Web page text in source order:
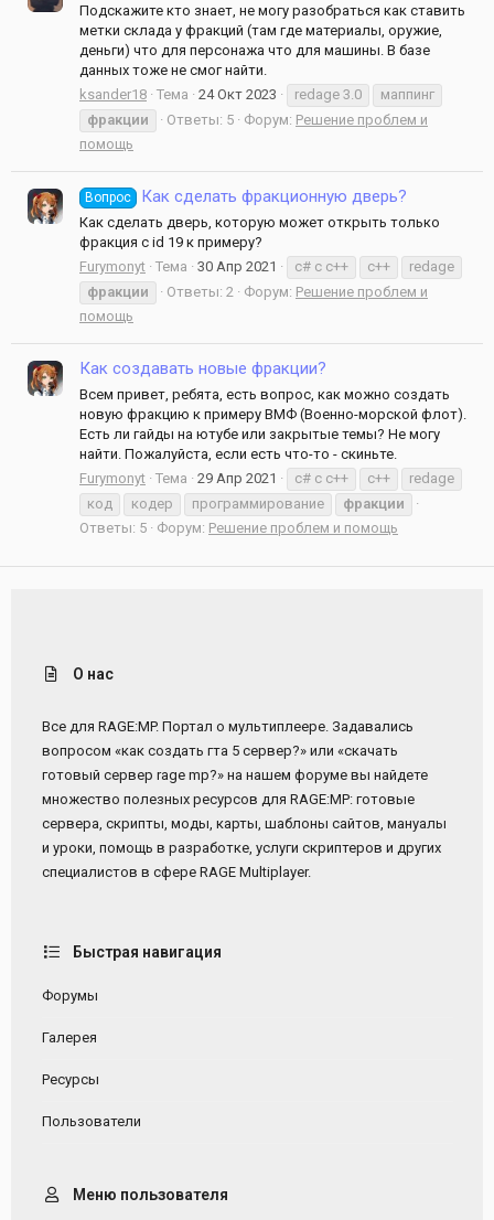
Подскажите кто знает, не могу разобраться как ставить
метки склада у фракций (там где материалы, оружие,
деньги) что для персонажа что для машины. В базе
данных тоже не смог найти.
ksander18 Тема 24 Окт 2023 redage 3.0
маппинг
фракции
Ответы: 5 Форум: Решение проблем и
помощь
Вопрос Как сделать фракционную дверь?
Как сделать дверь, которую может открыть только
фракция с id 19 к примеру?
Furymonyt Тема 30 Апр 2021 c# c c++ c++
redage
фракции
Ответы: 2 Форум: Решение проблем и
помощь
Как создавать новые фракции?
Всем привет, ребята, есть вопрос, как можно создать
новую фракцию к примеру ВМФ (Военно-морской флот).
Есть ли гайды на ютубе или закрытые темы? Не могу
найти. Пожалуйста, если есть что-то - скиньте.
Furymonyt Тема 29 Апр 2021 c# c c++ c++
redage
код
кодер программирование
фракции
Ответы: 5
Форум: Решение проблем и помощь
О нас
Все для RAGE:MP. Портал о мультиплеере. Задавались
вопросом «как создать гта 5 сервер?» или «скачать
готовый сервер rage mp?» на нашем форуме вы найдете
множество полезных ресурсов для RAGE:MP: готовые
сервера, скрипты, моды, карты, шаблоны сайтов, мануалы
и уроки, помощь в разработке, услуги скриптеров и других
специалистов в сфере RAGE Multiplayer.
Быстрая навигация
Форумы
Галерея
Ресурсы
Пользователи
Меню пользователя